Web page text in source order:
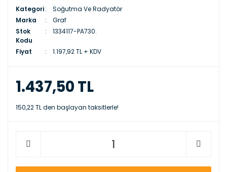
Kategori
Soğutma Ve Radyatör
Marka
Graf
Stok
Kodu
1334117-PA730.
Fiyat 1.197,92 TL + KDV
1.437,50 TL
150,22 TL den başlayan taksitlerle!